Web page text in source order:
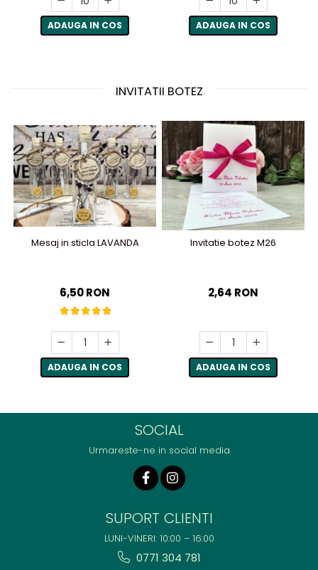
ADAUGA IN COS ADAUGA IN COS
INVITATII BOTEZ
Mesaj in sticla LAVANDA
6,50 RON
ADAUGA IN COS
Invitatie botez M26
2,64 RON
ADAUGA IN COS
SOCIAL
Urmareste-ne in social media
SUPORT CLIENTI
LUNI-VINERI: 10:00 – 16:00
0771 304 781